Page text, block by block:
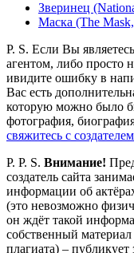
Зверинец
Маска (The
P. S. Если Вы
агентом, либо просто
ивидите ошибку в
Вас есть
которую можно было
фотография,
свяжитесь с
P. P. S. Внимание!
создатель сайта
информации об
(это невозможно
он ждёт такой
собственный
плагиата) – публикует